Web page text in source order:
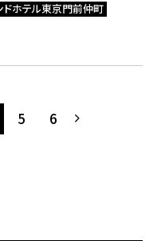
ドホテル東京門前仲町
5 6